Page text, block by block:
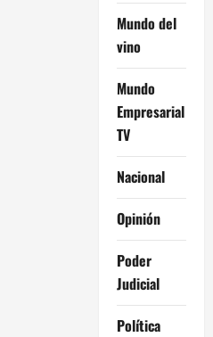
Mundo del
vino
Mundo
Empresarial
TV
Nacional
Opinión
Poder
Judicial
Política